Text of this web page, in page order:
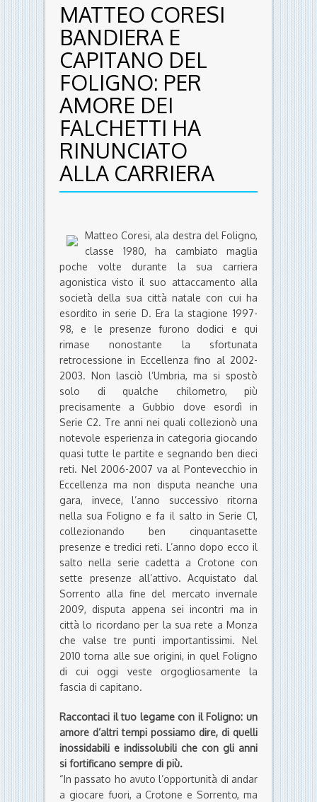
MATTEO CORESI
BANDIERA E
CAPITANO DEL
FOLIGNO: PER
AMORE DEI
FALCHETTI HA
RINUNCIATO
ALLA CARRIERA
Matteo Coresi, ala destra del Foligno,
classe 1980, ha cambiato maglia
poche volte durante la sua carriera
agonistica visto il suo attaccamento alla
società della sua città natale con cui ha
esordito in serie D. Era la stagione 1997-
98, e le presenze furono dodici e qui
rimase nonostante la sfortunata
retrocessione in Eccellenza fino al 2002-
2003. Non lasciò l’Umbria, ma si spostò
solo di qualche chilometro, più
precisamente a Gubbio dove esordì in
Serie C2. Tre anni nei quali collezionò una
notevole esperienza in categoria giocando
quasi tutte le partite e segnando ben dieci
reti. Nel 2006-2007 va al Pontevecchio in
Eccellenza ma non disputa neanche una
gara, invece, l’anno successivo ritorna
nella sua Foligno e fa il salto in Serie C1,
collezionando ben cinquantasette
presenze e tredici reti. L’anno dopo ecco il
salto nella serie cadetta a Crotone con
sette presenze all’attivo. Acquistato dal
Sorrento alla fine del mercato invernale
2009, disputa appena sei incontri ma in
città lo ricordano per la sua rete a Monza
che valse tre punti importantissimi. Nel
2010 torna alle sue origini, in quel Foligno
di cui oggi veste orgogliosamente la
fascia di capitano.
Raccontaci il tuo legame con il Foligno: un
amore d’altri tempi possiamo dire, di quelli
inossidabili e indissolubili che con gli anni
si fortificano sempre di più.
“In passato ho avuto l’opportunità di andar
a giocare fuori, a Crotone e Sorrento, ma